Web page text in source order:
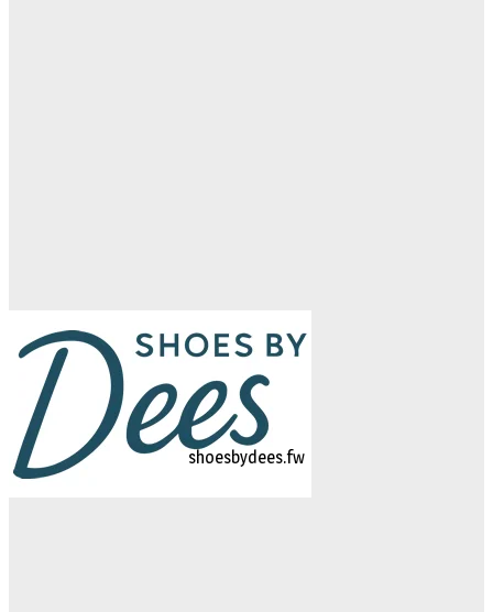
logo-studiebegeleidinghelvoirt